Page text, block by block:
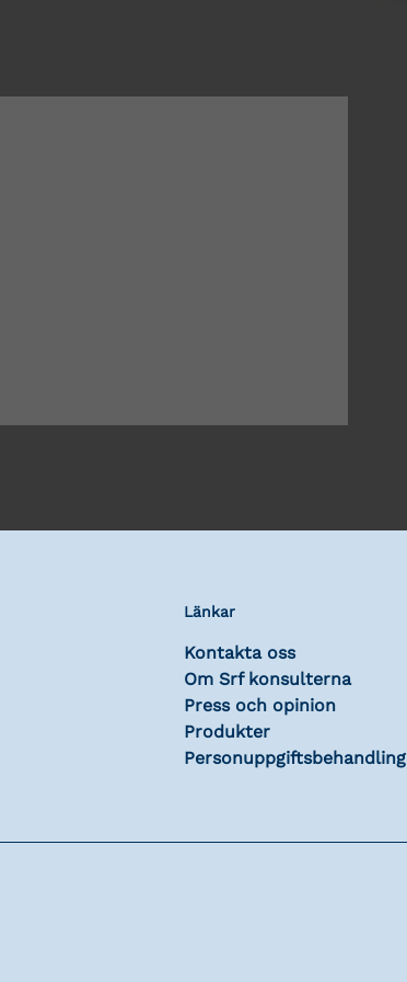
Länkar
Kontakta oss
Om Srf konsulterna
Press och opinion
Produkter
Personuppgiftsbehandling